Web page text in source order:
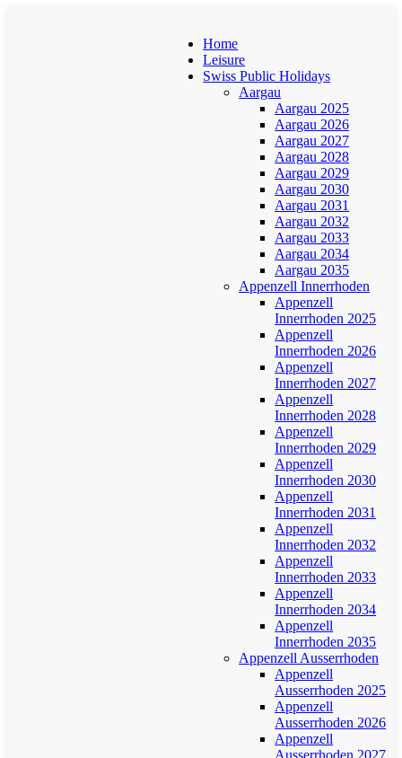
Home
Leisure
Swiss Public Holidays
Aargau
Aargau 2025
Aargau 2026
Aargau 2027
Aargau 2028
Aargau 2029
Aargau 2030
Aargau 2031
Aargau 2032
Aargau 2033
Aargau 2034
Aargau 2035
Appenzell Innerrhoden
Appenzell
Innerrhoden 2025
Appenzell
Innerrhoden 2026
Appenzell
Innerrhoden 2027
Appenzell
Innerrhoden 2028
Appenzell
Innerrhoden 2029
Appenzell
Innerrhoden 2030
Appenzell
Innerrhoden 2031
Appenzell
Innerrhoden 2032
Appenzell
Innerrhoden 2033
Appenzell
Innerrhoden 2034
Appenzell
Innerrhoden 2035
Appenzell Ausserrhoden
Appenzell
Ausserrhoden 2025
Appenzell
Ausserrhoden 2026
Appenzell
Ausserrhoden 2027